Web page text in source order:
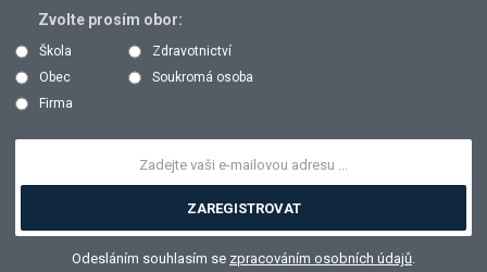
Zvolte prosím obor:
Škola
Zdravotnictví
Obec
Soukromá osoba
Firma
ZAREGISTROVAT
Odesláním souhlasím se zpracováním osobních údajů